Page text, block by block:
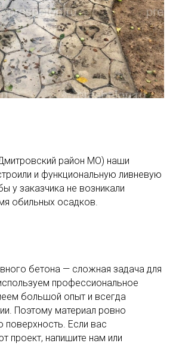
район МО) наши
и функциональную ливневую
у заказчика не возникали
обильных осадков.
бетона — сложная задача для
профессиональное
большой опыт и всегда
Поэтому материал ровно
Если вас
проект, напишите нам или